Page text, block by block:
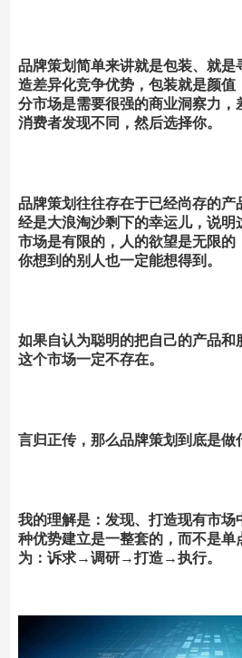
品牌策划简单来讲就是包装、就是
造差异化竞争优势，包装就是颜值
分市场是需要很强的商业洞察力，
消费者发现不同，然后选择你。
品牌策划往往存在于已经尚存的产
经是大浪淘沙剩下的幸运儿，说明
市场是有限的，人的欲望是无限的
你想到的别人也一定能想得到。
如果自认为聪明的把自己的产品和
这个市场一定不存在。
言归正传，那么品牌策划到底是做
我的理解是：发现、打造现有市场
种优势建立是一整套的，而不是单
为：诉求→调研→打造→执行。